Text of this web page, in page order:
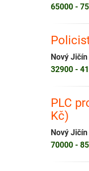
65000 -
Nový Jičín
32900 -
PLC
Kč)
Nový Jičín
70000 -